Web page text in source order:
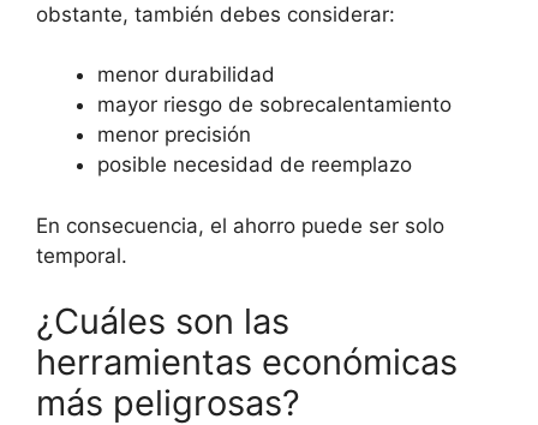
obstante, también debes considerar:
menor durabilidad
mayor riesgo de sobrecalentamiento
menor precisión
posible necesidad de reemplazo
En consecuencia, el ahorro puede ser solo
temporal.
¿Cuáles son las
herramientas económicas
más peligrosas?